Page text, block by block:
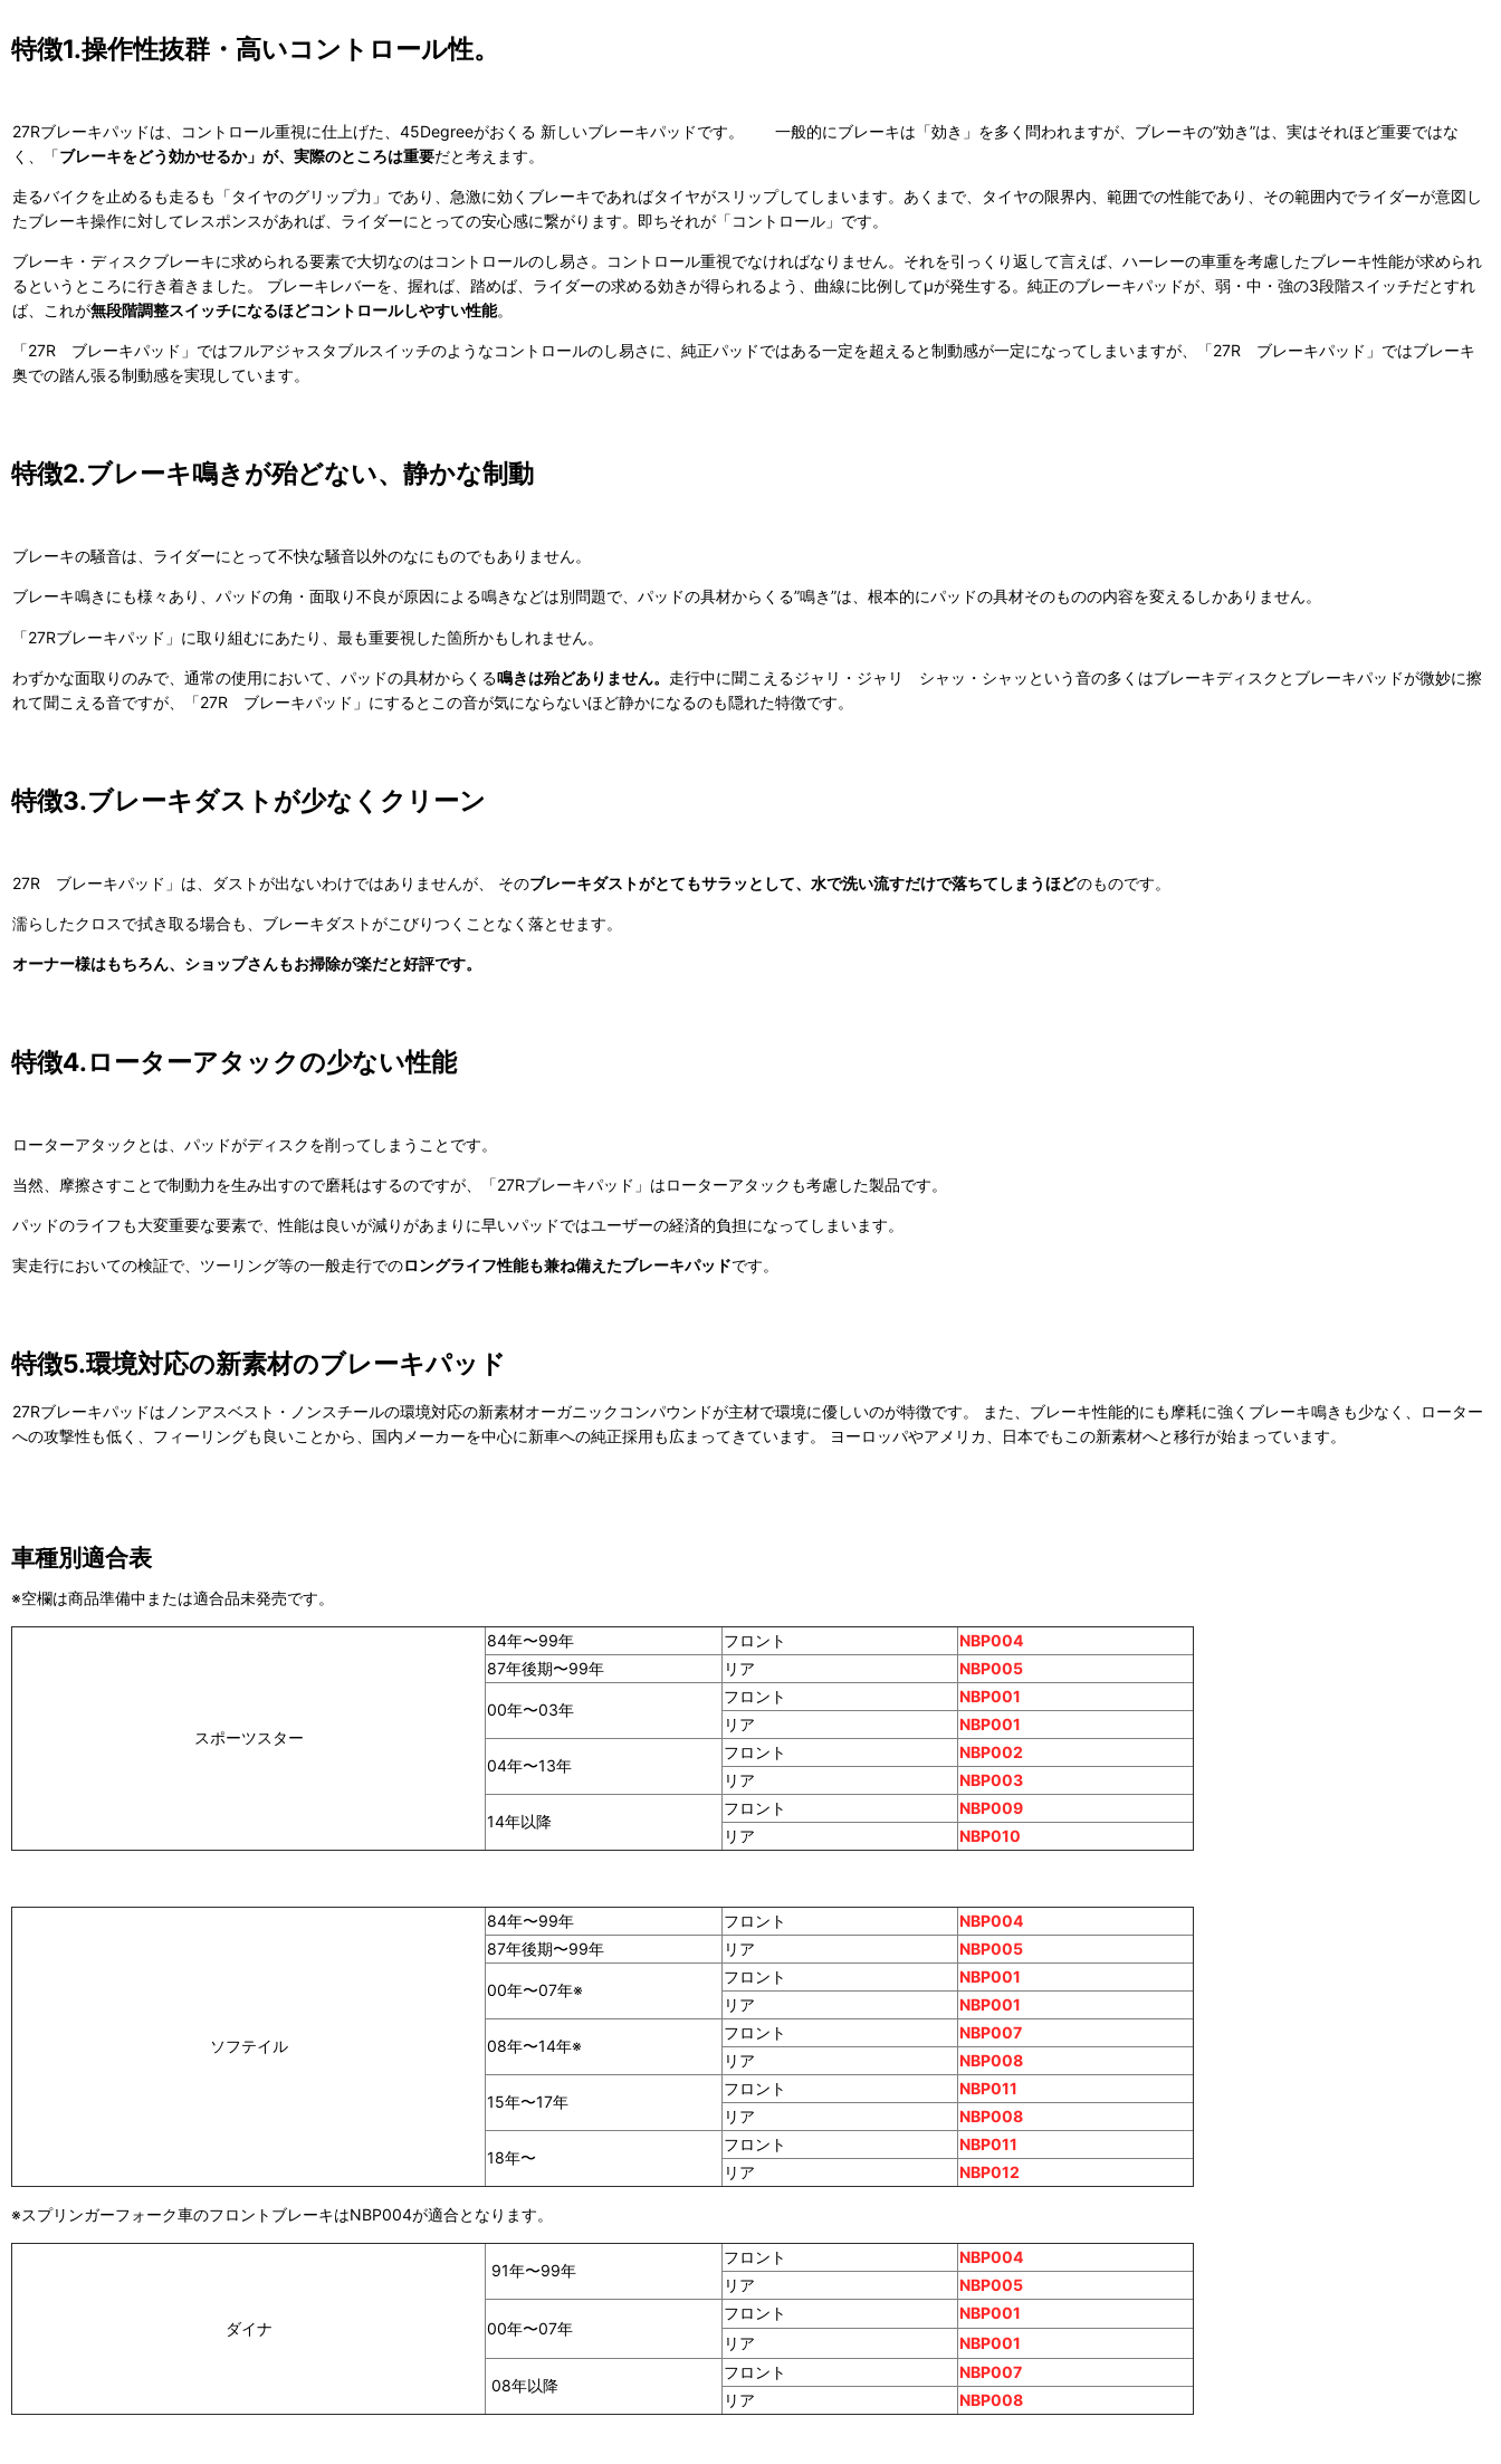
特徴1.操作性抜群・高いコントロール性。
27Rブレーキパッドは、コントロール重視に仕上げた、45Degreeがおくる 新しいブレーキパッドです。 一般的にブレーキは「効き」を多く問われますが、ブレーキの”効き”は、実はそれほど重要ではな
く、「ブレーキをどう効かせるか」が、実際のところは重要だと考えます。
走るバイクを止めるも走るも「タイヤのグリップ力」であり、急激に効くブレーキであればタイヤがスリップしてしまいます。あくまで、タイヤの限界内、範囲での性能であり、その範囲内でライダーが意図し
たブレーキ操作に対してレスポンスがあれば、ライダーにとっての安心感に繋がります。即ちそれが「コントロール」です。
ブレーキ・ディスクブレーキに求められる要素で大切なのはコントロールのし易さ。コントロール重視でなければなりません。それを引っくり返して言えば、ハーレーの車重を考慮したブレーキ性能が求められ
るというところに行き着きました。 ブレーキレバーを、握れば、踏めば、ライダーの求める効きが得られるよう、曲線に比例してμが発生する。純正のブレーキパッドが、弱・中・強の3段階スイッチだとすれ
ば、これが無段階調整スイッチになるほどコントロールしやすい性能。
「27R ブレーキパッド」ではフルアジャスタブルスイッチのようなコントロールのし易さに、純正パッドではある一定を超えると制動感が一定になってしまいますが、「27R ブレーキパッド」ではブレーキ
奥での踏ん張る制動感を実現しています。
特徴2.ブレーキ鳴きが殆どない、静かな制動
ブレーキの騒音は、ライダーにとって不快な騒音以外のなにものでもありません。
ブレーキ鳴きにも様々あり、パッドの角・面取り不良が原因による鳴きなどは別問題で、パッドの具材からくる”鳴き”は、根本的にパッドの具材そのものの内容を変えるしかありません。
「27Rブレーキパッド」に取り組むにあたり、最も重要視した箇所かもしれません。
わずかな面取りのみで、通常の使用において、パッドの具材からくる鳴きは殆どありません。 走行中に聞こえるジャリ・ジャリ シャッ・シャッという音の多くはブレーキディスクとブレーキパッドが微妙に擦
れて聞こえる音ですが、「27R ブレーキパッド」にするとこの音が気にならないほど静かになるのも隠れた特徴です。
特徴3.ブレーキダストが少なくクリーン
27R ブレーキパッド」は、ダストが出ないわけではありませんが、 そのブレーキダストがとてもサラッとして、水で洗い流すだけで落ちてしまうほどのものです。
濡らしたクロスで拭き取る場合も、ブレーキダストがこびりつくことなく落とせます。
オーナー様はもちろん、ショップさんもお掃除が楽だと好評です。
特徴4.ローターアタックの少ない性能
ローターアタックとは、パッドがディスクを削ってしまうことです。
当然、摩擦さすことで制動力を生み出すので磨耗はするのですが、「27Rブレーキパッド」はローターアタックも考慮した製品です。
パッドのライフも大変重要な要素で、性能は良いが減りがあまりに早いパッドではユーザーの経済的負担になってしまいます。
実走行においての検証で、ツーリング等の一般走行でのロングライフ性能も兼ね備えたブレーキパッドです。
特徴5.環境対応の新素材のブレーキパッド
27Rブレーキパッドはノンアスベスト・ノンスチールの環境対応の新素材オーガニックコンパウンドが主材で環境に優しいのが特徴です。 また、ブレーキ性能的にも摩耗に強くブレーキ鳴きも少なく、ローター
への攻撃性も低く、フィーリングも良いことから、国内メーカーを中心に新車への純正採用も広まってきています。 ヨーロッパやアメリカ、日本でもこの新素材へと移行が始まっています。
車種別適合表
※空欄は商品準備中または適合品未発売です。
スポーツスター
84年〜99年 フロント
NBP004
87年後期〜99年
リア NBP005
00年〜03年
フロント
NBP001
リア
NBP001
04年〜13年
フロント
NBP002
リア
NBP003
14年以降
フロント
NBP009
リア
NBP010
ソフテイル
84年〜99年 フロント
NBP004
87年後期〜99年
リア NBP005
00年〜07年※
フロント
NBP001
リア
NBP001
08年〜14年※
フロント
NBP007
リア
NBP008
15年〜17年
フロント
NBP011
リア
NBP008
18年〜
フロント
NBP011
リア
NBP012
※スプリンガーフォーク車のフロントブレーキはNBP004が適合となります。
ダイナ
91年〜99年
フロント
NBP004
リア
NBP005
00年〜07年
フロント
NBP001
リア
NBP001
08年以降
フロント
NBP007
リア
NBP008